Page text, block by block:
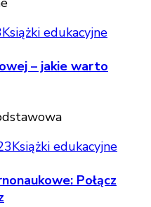
Książki edukacyjne
– jakie warto
Książki edukacyjne
Połącz